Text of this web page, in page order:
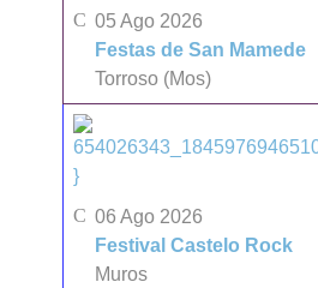
05 Ago 2026
Festas de San Mamede
Torroso (Mos)
}
06 Ago 2026
Festival Castelo Rock
Muros